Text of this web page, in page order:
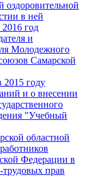
оздоровительной
в ней
год
и
Молодежного
Самарской
году
и о внесении
"Учебный
областной
Федерации в
прав